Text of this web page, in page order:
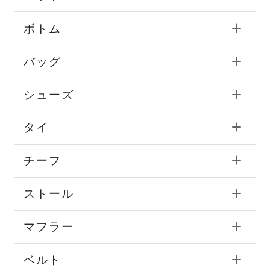
ボトム
バッグ
シューズ
タイ
チーフ
ストール
マフラー
ベルト